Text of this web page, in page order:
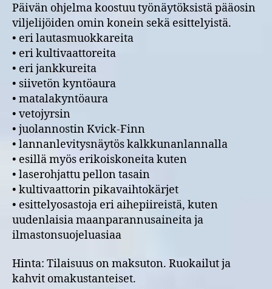
Päivän ohjelma koostuu työnäytöksistä pääosin
viljelijöiden omin konein sekä esittelyistä.
• eri lautasmuokkareita
• eri kultivaattoreita
• eri jankkureita
• siivetön kyntöaura
• matalakyntöaura
• vetojyrsin
• juolannostin Kvick-Finn
• lannanlevitysnäytös kalkkunanlannalla
• esillä myös erikoiskoneita kuten
• laserohjattu pellon tasain
• kultivaattorin pikavaihtokärjet
• esittelyosastoja eri aihepiireistä, kuten
uudenlaisia maanparannusaineita ja
ilmastonsuojeluasiaa
Hinta: Tilaisuus on maksuton. Ruokailut ja
kahvit omakustanteiset.